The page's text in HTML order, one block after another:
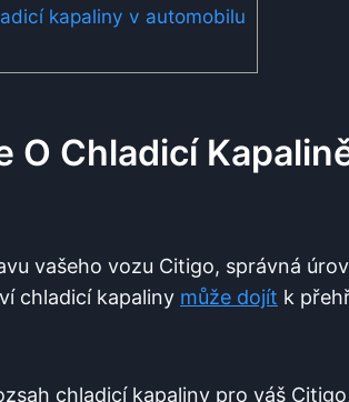
kapaliny v automobilu
O Chladicí
vašeho vozu Citigo, správná
chladicí kapaliny může dojít k
chladicí kapaliny pro váš